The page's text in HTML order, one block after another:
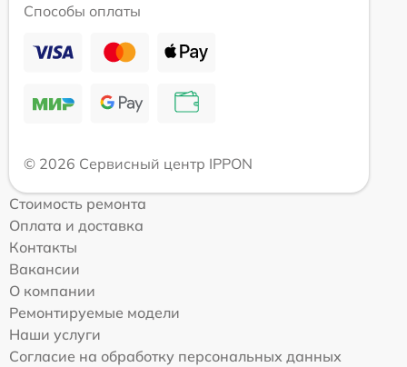
Способы оплаты
© 2026 Сервисный центр IPPON
Стоимость ремонта
Оплата и доставка
Контакты
Вакансии
О компании
Ремонтируемые модели
Наши услуги
Согласие на обработку персональных данных